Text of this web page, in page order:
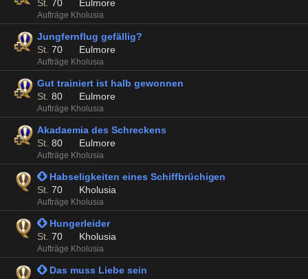
St. 70 Eulmore
Aufträge Kholusia
Jungfernflug gefällig?
St. 70 Eulmore
Aufträge Kholusia
Gut trainiert ist halb gewonnen
St. 80 Eulmore
Aufträge Kholusia
Akadaemia des Schreckens
St. 80 Eulmore
Aufträge Kholusia
 Habseligkeiten eines Schiffbrüchigen
St. 70 Kholusia
Aufträge Kholusia
 Hungerleider
St. 70 Kholusia
Aufträge Kholusia
 Das muss Liebe sein